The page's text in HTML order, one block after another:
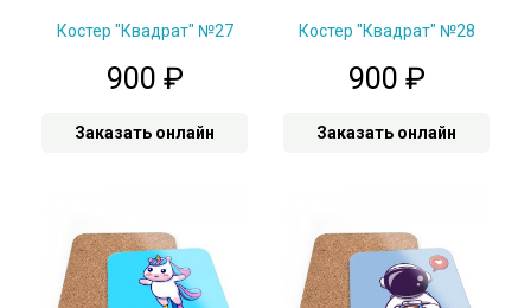
Костер "Квадрат" №27
900 ₽
Заказать онлайн
Костер "Квадрат" №28
900 ₽
Заказать онлайн